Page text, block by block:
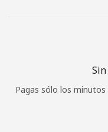
Pagas sólo los